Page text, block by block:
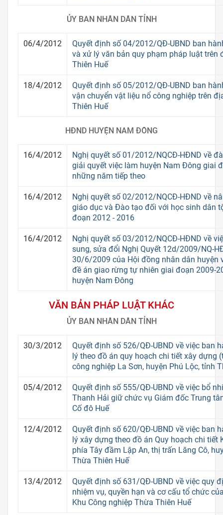
ỦY BAN NHÂN DÂN TỈNH
06/4/2012
Quyết định số 04/2012/QĐ-UBND ban
và xử lý văn bản quy phạm pháp luật trên
Thiên Huế
18/4/2012
Quyết định số 05/2012/QĐ-UBND ban
vận chuyển vật liệu nổ công nghiệp trên
Thiên Huế
HĐND HUYỆN NAM ĐÔNG
16/4/2012
Nghị quyết số 01/2012/NQCĐ-HĐND về
giải quyết việc làm huyện Nam Đông giai
những năm tiếp theo
16/4/2012
Nghị quyết số 02/2012/NQCĐ-HĐND về
giáo dục và Đào tạo đối với học sinh dân
đoạn 2012 - 2016
16/4/2012
Nghị quyết số 03/2012/NQCĐ-HĐND về
sung, sửa đổi Nghị Quyết 12d/2009/NQ-
30/6/2009 của Hội đồng nhân dân huyện
đề án giao rừng tự nhiên giai đoạn 2009-
huyện Nam Đông
VĂN BẢN PHÁP LUẬT KHÁC
ỦY BAN NHÂN DÂN TỈNH
30/3/2012
Quyết định số 526/QĐ-UBND về việc ban
lý theo đồ án quy hoạch chi tiết xây dựng
công nghiệp La Sơn, huyện Phú Lộc, tỉnh
05/4/2012
Quyết định số 555/QĐ-UBND về việc bổ
Thanh Hải giữ chức vụ Giám đốc Trung
Cố đô Huế
12/4/2012
Quyết định số 620/QĐ-UBND về việc ban
lý xây dựng theo đồ án Quy hoạch chi tiết
phía Tây đầm Lập An, thị trấn Lăng Cô,
Thừa Thiên Huế
13/4/2012
Quyết định số 631/QĐ-UBND về việc quy
nhiệm vụ, quyền hạn và cơ cấu tổ chức
Khu Công nghiệp Thừa Thiên Huế